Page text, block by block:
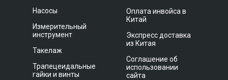
Насосы
Измерительный
инструмент
Такелаж
Трапецеидальные
гайки и винты
Оплата инвойса в
Китай
Экспресс доставка
из Китая
Соглашение об
использовании
сайта